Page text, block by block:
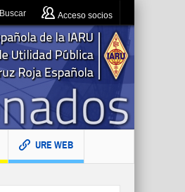
Buscar Acceso socios
URE WEB